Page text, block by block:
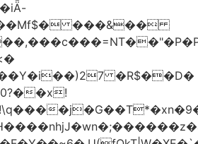
���&��
�R$��D�
�x!